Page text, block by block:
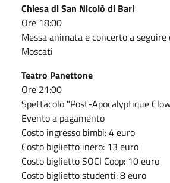
Chiesa di San Nicolò di Bari
Ore 18:00
Messa animata e concerto a seguire
Moscati
Teatro Panettone
Ore 21:00
Spettacolo "Post-Apocalyptique
Evento a pagamento
Costo ingresso bimbi: 4 euro
Costo biglietto inero: 13 euro
Costo biglietto SOCI Coop: 10 euro
Costo biglietto studenti: 8 euro